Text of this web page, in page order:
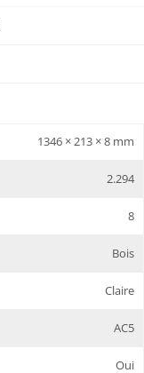
1346 × 213 × 8 mm
2.294
8
Bois
Claire
AC5
Oui